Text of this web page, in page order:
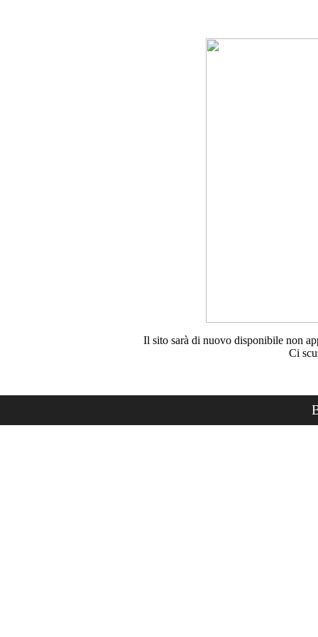
Il sito sarà di nuovo disponibile non
Ci